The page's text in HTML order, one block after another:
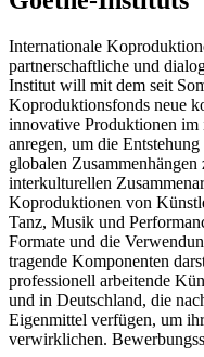
Internationale
partnerschaftliche und
Institut will mit dem seit
Koproduktionsfonds neue
innovative Produktionen im
anregen, um die
globalen
interkulturellen
Koproduktionen von
Tanz, Musik und
Formate und die
tragende Komponenten
professionell arbeitende
und in Deutschland, die
Eigenmittel verfügen, um
verwirklichen.